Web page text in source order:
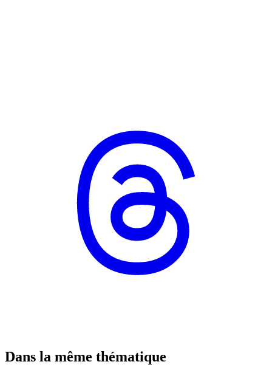
Dans la même thématique